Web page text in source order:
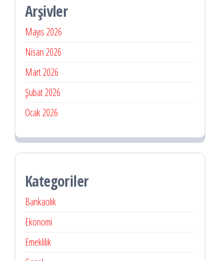
Arşivler
Mayıs 2026
Nisan 2026
Mart 2026
Şubat 2026
Ocak 2026
Kategoriler
Bankacılık
Ekonomi
Emeklilik